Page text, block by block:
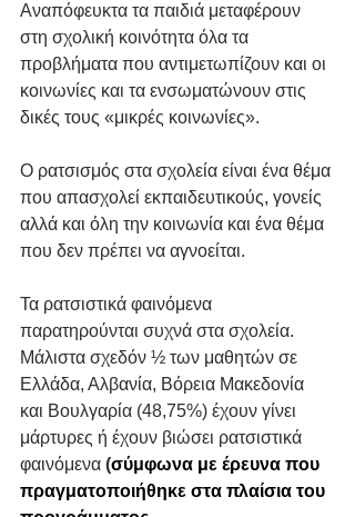
Αναπόφευκτα τα παιδιά μεταφέρουν
στη σχολική κοινότητα όλα τα
προβλήματα που αντιμετωπίζουν και οι
κοινωνίες και τα ενσωματώνουν στις
δικές τους «μικρές κοινωνίες».
Ο ρατσισμός στα σχολεία είναι ένα θέμα
που απασχολεί εκπαιδευτικούς, γονείς
αλλά και όλη την κοινωνία και ένα θέμα
που δεν πρέπει να αγνοείται.
Τα ρατσιστικά φαινόμενα
παρατηρούνται συχνά στα σχολεία.
Μάλιστα σχεδόν ½ των μαθητών σε
Ελλάδα, Αλβανία, Βόρεια Μακεδονία
και Βουλγαρία (48,75%) έχουν γίνει
μάρτυρες ή έχουν βιώσει ρατσιστικά
φαινόμενα (σύμφωνα με έρευνα που
πραγματοποιήθηκε στα πλαίσια του